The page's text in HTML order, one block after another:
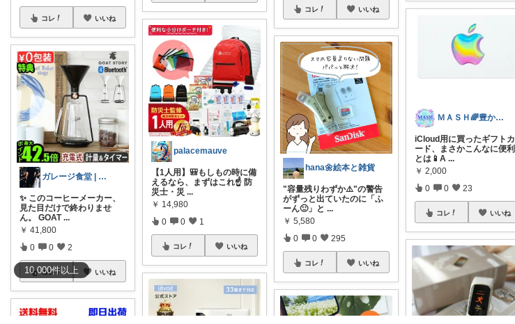
10,000件以上
コレ いいね
ガレージ食堂 | 開業準備中
✨ このコーヒーメーカー、
見た目だけで終わりませ
ん。 GOAT ...
￥ 41,800
0 0 2
コレ いいね
palacemauve
【1人用】🎒もしもの時に備
えるなら、まずはこれ☝️ 防
災士・災 ...
￥ 14,980
0 0 1
コレ いいね
コレ いいね
hana🌼絵本と雑貨
"容量残りわずか⚠️"の警告
がずっと出ていたのに「ふ
ーん🙂」と ...
￥ 5,580
0 0 295
コレ いいね
ＭＡＳＨ🌈豊かな生活へカスタマイズ🌈
iCloud用に買ったギフトカ
ード、まさかこんなに便利
とは📱A ...
￥ 2,000
0 0 23
コレ いいね